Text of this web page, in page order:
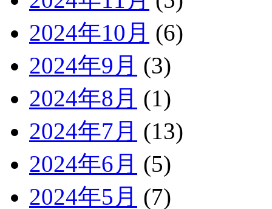
2024年10月 (6)
2024年9月 (3)
2024年8月 (1)
2024年7月 (13)
2024年6月 (5)
2024年5月 (7)